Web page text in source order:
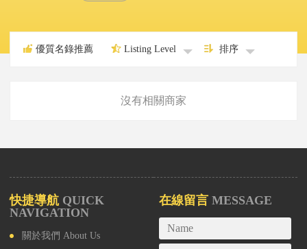
優質名錄推薦 Listing Level 排序
沒有相關商家
快捷導航 QUICK
NAVIGATION
關於我們 About Us
在線留言 MESSAGE